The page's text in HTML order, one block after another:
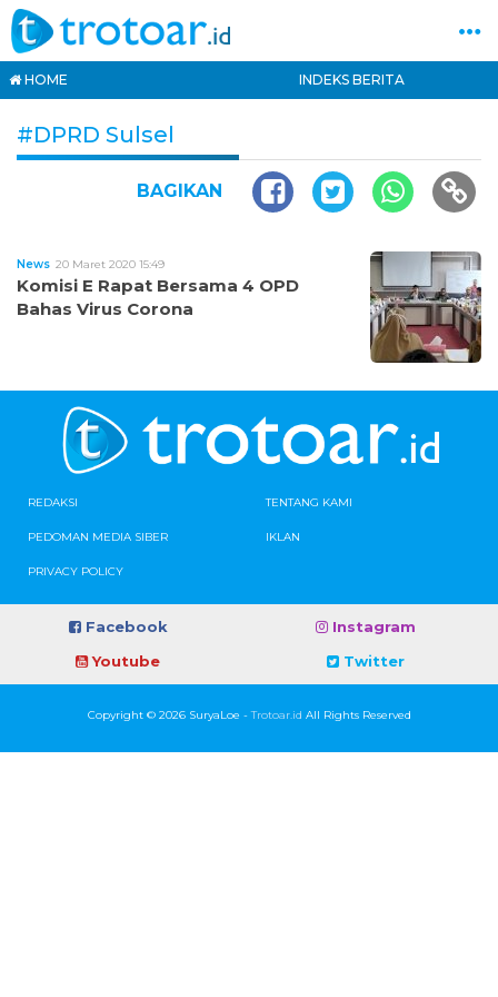
HOME INDEKS BERITA
#DPRD Sulsel
BAGIKAN
News 20 Maret 2020 15:49
Komisi E Rapat Bersama 4 OPD
Bahas Virus Corona
REDAKSI TENTANG KAMI
PEDOMAN MEDIA SIBER IKLAN
PRIVACY POLICY
Facebook
Instagram
Youtube
Twitter
Copyright © 2026 SuryaLoe -Trotoar.id All Rights Reserved